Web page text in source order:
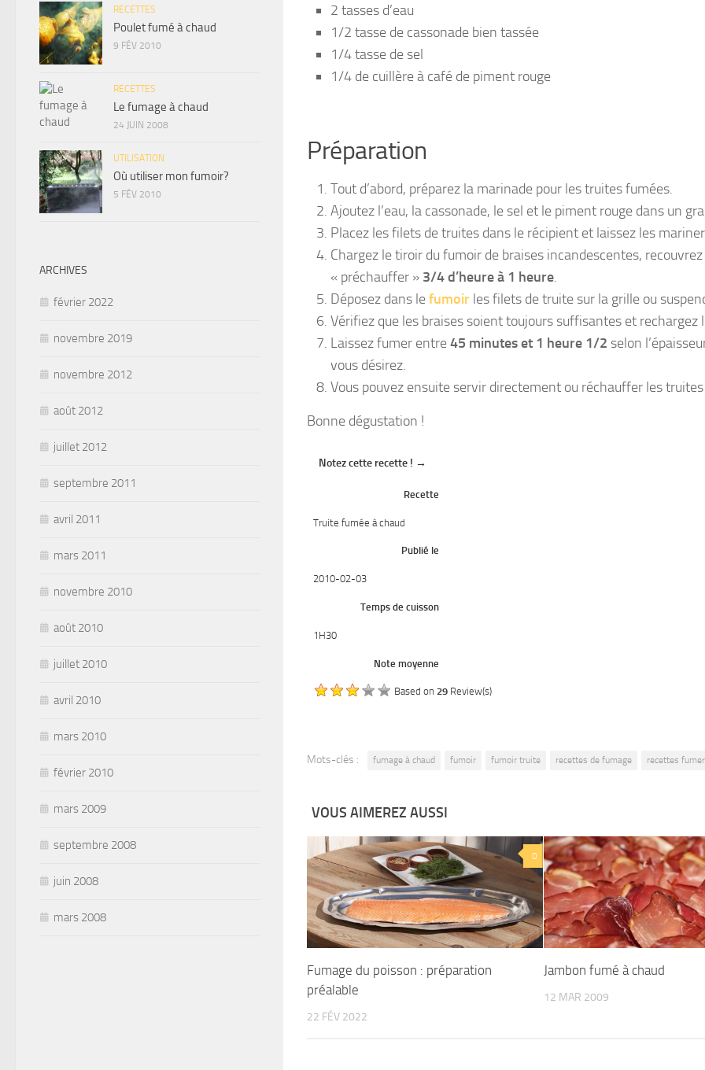
2 tasses d’eau
1/2 tasse de cassonade bien tassée
1/4 tasse de sel
1/4 de cuillère à café de piment rouge
Préparation
Tout d’abord, préparez la marinade pour les truites fumées.
Ajoutez l’eau, la cassonade, le sel et le piment rouge dans un
Placez les filets de truites dans le récipient et laissez les
Chargez le tiroir du fumoir de braises incandescentes,
« préchauffer » 3/4 d’heure à 1 heure.
Déposez dans lefumoir les filets de truite sur la grille ou
Vérifiez que les braises soient toujours suffisantes et rechargez
Laissez fumer entre45 minutes et 1 heure 1/2 selon
vous désirez.
Vous pouvez ensuite servir directement ou réchauffer les
Bonne dégustation !
Notez cette recette ! →
Recette
Truite fumée à chaud
Publié le
2010-02-03
Temps de cuisson
1H30
Note moyenne
Based on 29 Review(s)
Mots-clés : fumage à chaud fumoir fumoir truite recettes de fumage recettes
VOUS AIMEREZ AUSSI
0
Fumage du poisson : préparation
préalable
22 FÉV 2022
Jambon fumé à chaud
12 MAR 2009
RECETTES
Poulet fumé à chaud
9 FÉV 2010
RECETTES
Le fumage à chaud
24 JUIN 2008
UTILISATION
Où utiliser mon fumoir?
5 FÉV 2010
ARCHIVES
février 2022
novembre 2019
novembre 2012
août 2012
juillet 2012
septembre 2011
avril 2011
mars 2011
novembre 2010
août 2010
juillet 2010
avril 2010
mars 2010
février 2010
mars 2009
septembre 2008
juin 2008
mars 2008